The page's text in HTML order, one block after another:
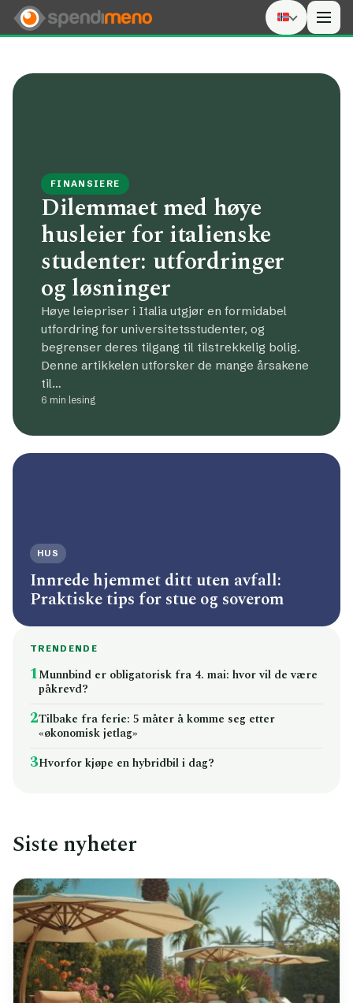
FINANSIERE
Dilemmaet med høye
husleier for italienske
studenter: utfordringer
og løsninger
Høye leiepriser i Italia utgjør en formidabel
utfordring for universitetsstudenter, og
begrenser deres tilgang til tilstrekkelig bolig.
Denne artikkelen utforsker de mange årsakene
til…
6 min lesing
HUS
Innrede hjemmet ditt uten avfall:
Praktiske tips for stue og soverom
TRENDENDE
1Munnbind er obligatorisk fra 4. mai: hvor vil de være
påkrevd?
2Tilbake fra ferie: 5 måter å komme seg etter
«økonomisk jetlag»
3Hvorfor kjøpe en hybridbil i dag?
Siste nyheter